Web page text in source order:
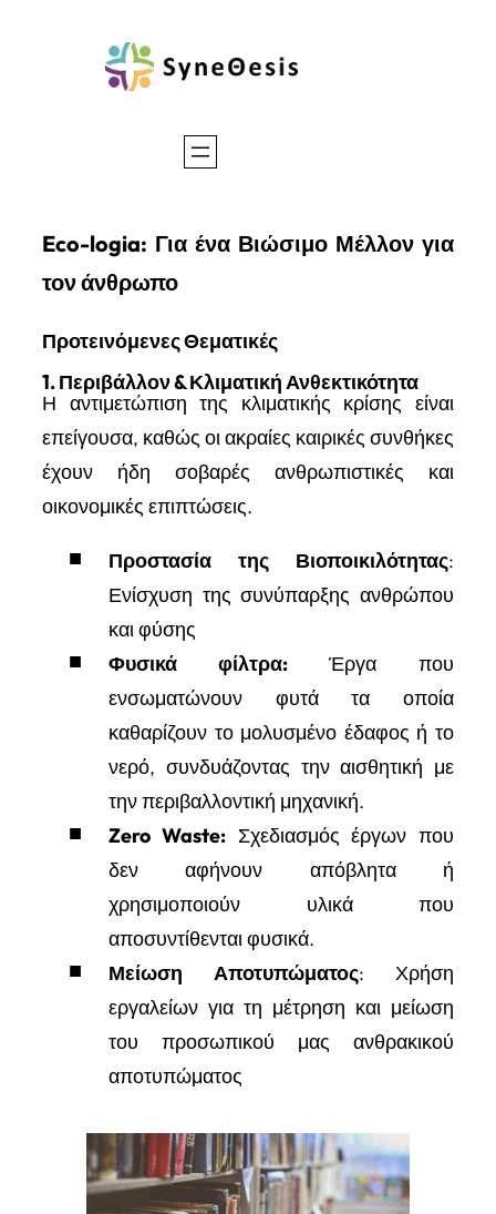
περιεχόμενο
SyneΘesis
Eco-logia: Για ένα Βιώσιμο Μέλλον για
τον άνθρωπο
Προτεινόμενες Θεματικές
1. Περιβάλλον & Κλιματική Ανθεκτικότητα
Η αντιμετώπιση της κλιματικής κρίσης είναι
επείγουσα, καθώς οι ακραίες καιρικές συνθήκες
έχουν ήδη σοβαρές ανθρωπιστικές και
οικονομικές επιπτώσεις.
Προστασία της Βιοποικιλότητας:
Ενίσχυση της συνύπαρξης ανθρώπου
και φύσης
Φυσικά φίλτρα:Έργα που
ενσωματώνουν φυτά τα οποία
καθαρίζουν το μολυσμένο έδαφος ή το
νερό, συνδυάζοντας την αισθητική με
την περιβαλλοντική μηχανική.
Zero Waste:Σχεδιασμός έργων που
δεν αφήνουν απόβλητα ή
χρησιμοποιούν υλικά που
αποσυντίθενται φυσικά.
Μείωση Αποτυπώματος: Χρήση
εργαλείων για τη μέτρηση και μείωση
του προσωπικού μας ανθρακικού
αποτυπώματος